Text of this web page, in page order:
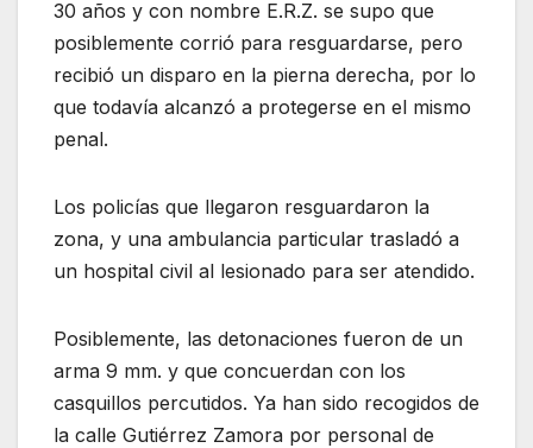
30 años y con nombre E.R.Z. se supo que
posiblemente corrió para resguardarse, pero
recibió un disparo en la pierna derecha, por lo
que todavía alcanzó a protegerse en el mismo
penal.
Los policías que llegaron resguardaron la
zona, y una ambulancia particular trasladó a
un hospital civil al lesionado para ser atendido.
Posiblemente, las detonaciones fueron de un
arma 9 mm. y que concuerdan con los
casquillos percutidos. Ya han sido recogidos de
la calle Gutiérrez Zamora por personal de